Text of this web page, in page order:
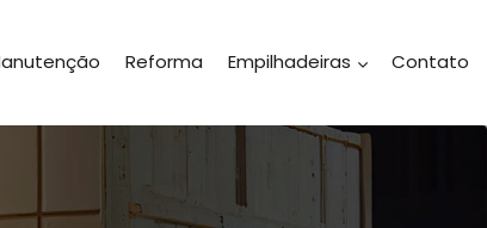
Reforma Empilhadeiras Contato